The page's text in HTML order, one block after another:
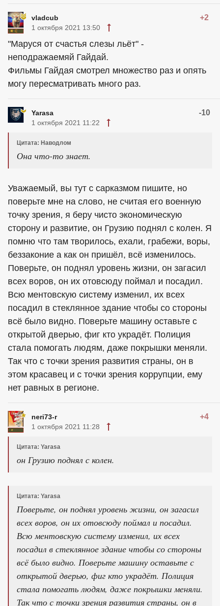
vladcub +2
1 октября 2021 13:50
"Маруся от счастья слезы льёт" -
неподражаемяй Гайдай.
Фильмы Гайдая смотрел множество раз и опять
могу пересматривать много раз.
Yarasa -10
1 октября 2021 11:22
Цитата: Наводлом
Она что-то знает.
Уважаемый, вы тут с сарказмом пишите, но
поверьте мне на слово, не считая его военную
точку зрения, я беру чисто экономическую
сторону и развитие, он Грузию поднял с колен. Я
помню что там творилось, ехали, грабежи, воры,
беззаконие а как он пришёл, всё изменилось.
Поверьте, он поднял уровень жизни, он загасил
всех воров, он их отовсюду поймал и посадил.
Всю ментовскую систему изменил, их всех
посадил в стеклянное здание чтобы со стороны
всё было видно. Поверьте машину оставьте с
открытой дверью, фиг кто украдёт. Полиция
стала помогать людям, даже покрышки меняли.
Так что с точки зрения развития страны, он в
этом красавец и с точки зрения коррупции, ему
нет равных в регионе.
neri73-r +4
1 октября 2021 11:28
Цитата: Yarasa
он Грузию поднял с колен.
Цитата: Yarasa
Поверьте, он поднял уровень жизни, он загасил
всех воров, он их отовсюду поймал и посадил.
Всю ментовскую систему изменил, их всех
посадил в стеклянное здание чтобы со стороны
всё было видно. Поверьте машину оставьте с
открытой дверью, фиг кто украдёт. Полиция
стала помогать людям, даже покрышки меняли.
Так что с точки зрения развития страны, он в